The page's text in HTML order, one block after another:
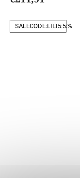
SALECODE:LILI5:5:%